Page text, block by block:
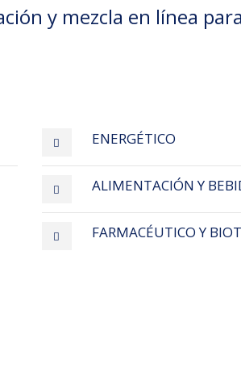
y mezcla en línea
ENERGÉTICO
ALIMENTACIÓN Y
FARMACÉUTICO Y